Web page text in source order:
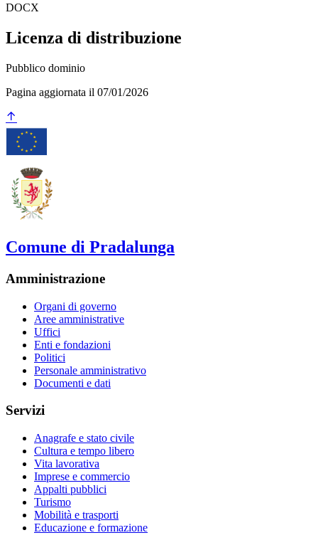
DOCX
Licenza di distribuzione
Pubblico dominio
Pagina aggiornata il 07/01/2026
Comune di Pradalunga
Amministrazione
Organi di governo
Aree amministrative
Uffici
Enti e fondazioni
Politici
Personale amministrativo
Documenti e dati
Servizi
Anagrafe e stato civile
Cultura e tempo libero
Vita lavorativa
Imprese e commercio
Appalti pubblici
Turismo
Mobilità e trasporti
Educazione e formazione